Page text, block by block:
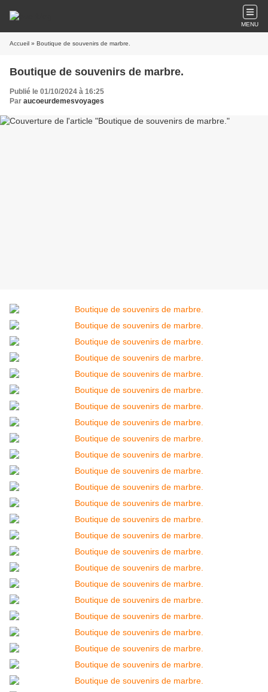
MENU
Accueil » Boutique de souvenirs de marbre.
Boutique de souvenirs de marbre.
Publié le 01/10/2024 à 16:25
Par aucoeurdemesvoyages